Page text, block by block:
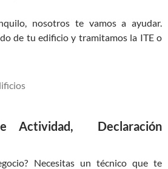
nosotros te vamos a ayudar.
de tu edificio y tramitamos la ITE o
Actividad, Declaración
Necesitas un técnico que te